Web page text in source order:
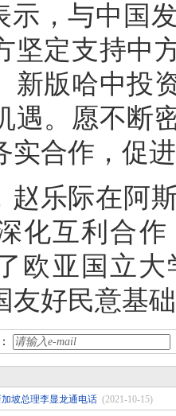
示，与中国
坚定支持中
新版哈中投
遇。愿不断
实合作，促
赵乐际在阿
化互利合
欧亚国立
友好民意基
坡总理李显龙通电话 (2021-10-15)